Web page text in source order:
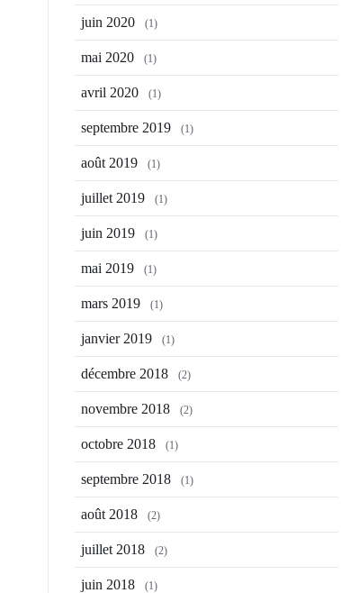
juin 2020 (1)
mai 2020 (1)
avril 2020 (1)
septembre 2019 (1)
août 2019 (1)
juillet 2019 (1)
juin 2019 (1)
mai 2019 (1)
mars 2019 (1)
janvier 2019 (1)
décembre 2018 (2)
novembre 2018 (2)
octobre 2018 (1)
septembre 2018 (1)
août 2018 (2)
juillet 2018 (2)
juin 2018 (1)